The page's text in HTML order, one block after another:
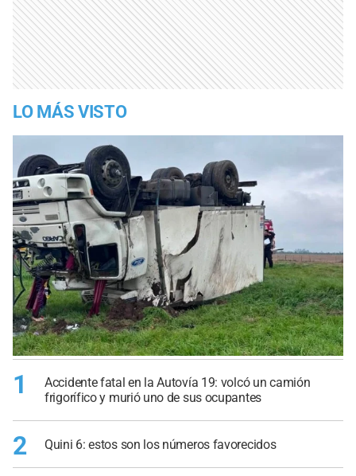
LO MÁS VISTO
1
Accidente fatal en la Autovía 19: volcó un camión
frigorífico y murió uno de sus ocupantes
2 Quini 6: estos son los números favorecidos